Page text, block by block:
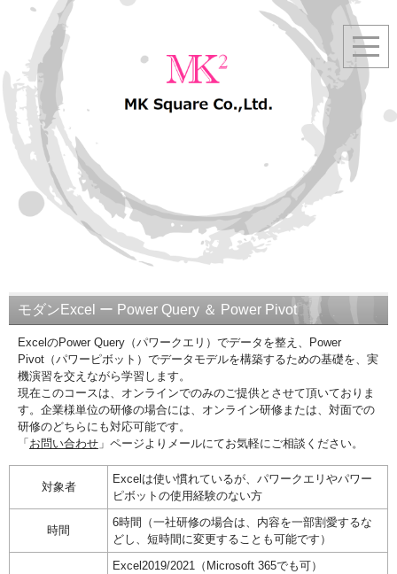
モダンExcel ー Power Query ＆ Power Pivot
Excel のPower Query（パワークエリ）でデータを整え、Power
Pivot（パワーピボット）でデータモデルを構築するための基礎を、 実
機演習を交えながら学習します。
現在このコースは、オンラインでのみのご提供とさせて頂いておりま
す。企業様単位の研修の場合には、オンライン研修または、対面での
研修のどちらにも対応可能です。
「 お問い合わせ 」ページよりメールにてお気軽にご相談ください。
対象者
Excel は使い慣れているが、パワークエリやパワー
ピボットの使用経験のない方
時間
6時間（一社研修の場合は、内容を一部割愛するな
どし、短時間に変更することも可能です）
Excel2019/2021（Microsoft 365でも可）